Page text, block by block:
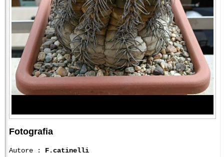
Fotografia
Autore : F.catinelli